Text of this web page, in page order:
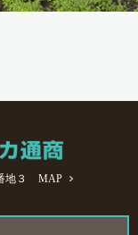
地３ MAP